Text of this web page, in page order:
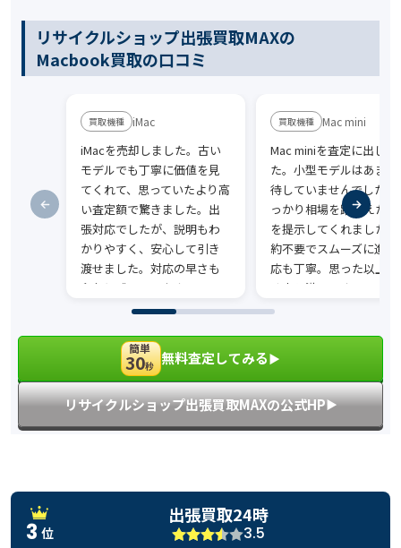
リサイクルショップ出張買取MAXの
Macbook買取の口コミ
iMac
iMacを売却しました。古い
モデルでも丁寧に価値を見
てくれて、思っていたより高
い査定額で驚きました。出
張対応でしたが、説明もわ
かりやすく、安心して引き
渡せました。対応の早さも
印象に残っています。
Mac mini
Mac miniを査定に出しま
た。小型モデルはあま
待していませんでしたが
っかり相場を踏まえた
を提示してくれました
約不要でスムーズに進み
応も丁寧。思った以上
く売れ満足です。
簡単
30秒 無料査定してみる▶︎
リサイクルショップ出張買取MAXの公式HP▶︎
3 位
出張買取24時
3.5